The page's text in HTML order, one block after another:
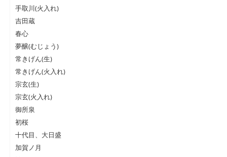
手取川(火入れ)
吉田蔵
春心
夢醸(むじょう)
常きげん(生)
常きげん(火入れ)
宗玄(生)
宗玄(火入れ)
御所泉
初桜
十代目、大日盛
加賀ノ月